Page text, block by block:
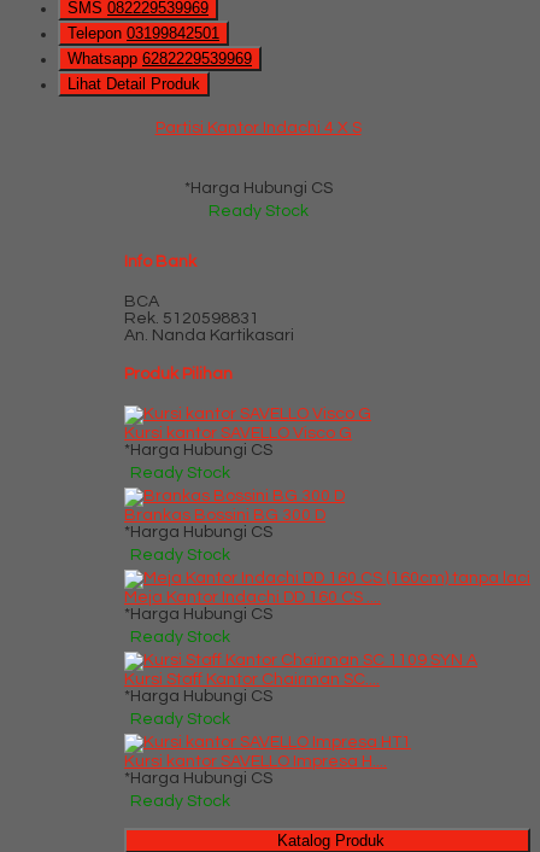
SMS 082229539969
Telepon 03199842501
Whatsapp 6282229539969
Lihat Detail Produk
Partisi Kantor Indachi 4 X S
*Harga Hubungi CS
Ready Stock
Info Bank
BCA
Rek. 5120598831
An. Nanda Kartikasari
Produk Pilihan
Kursi kantor SAVELLO Visco G
*Harga Hubungi CS
Ready Stock
Brankas Bossini BG 300 D
*Harga Hubungi CS
Ready Stock
Meja Kantor Indachi DD 160 CS ....
*Harga Hubungi CS
Ready Stock
Kursi Staff Kantor Chairman SC....
*Harga Hubungi CS
Ready Stock
Kursi kantor SAVELLO Impresa H....
*Harga Hubungi CS
Ready Stock
Katalog Produk